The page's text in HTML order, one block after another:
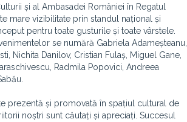
și al Ambasadei României în Regatul
mare vizibilitate prin standul național și
pentru toate gusturile și toate vârstele.
se numără Gabriela Adameșteanu,
Nichita Danilov, Cristian Fulaș, Miguel Gane,
Radmila Popovici, Andreea
prezentă și promovată în spațiul cultural de
noștri sunt căutați și apreciați. Succesul